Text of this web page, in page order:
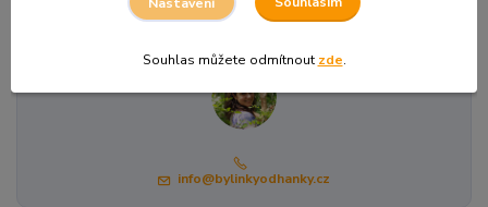
info@bylinkyodhanky.cz
Souhlas můžete odmítnout zde.